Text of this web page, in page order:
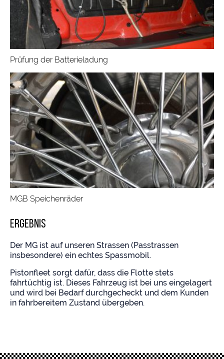
Prüfung der Batterieladung
MGB Speichenräder
Ergebnis
Der MG ist auf unseren Strassen (Passtrassen
insbesondere) ein echtes Spassmobil.
Pistonfleet sorgt dafür, dass die Flotte stets
fahrtüchtig ist. Dieses Fahrzeug ist bei uns eingelagert
und wird bei Bedarf durchgecheckt und dem Kunden
in fahrbereitem Zustand übergeben.